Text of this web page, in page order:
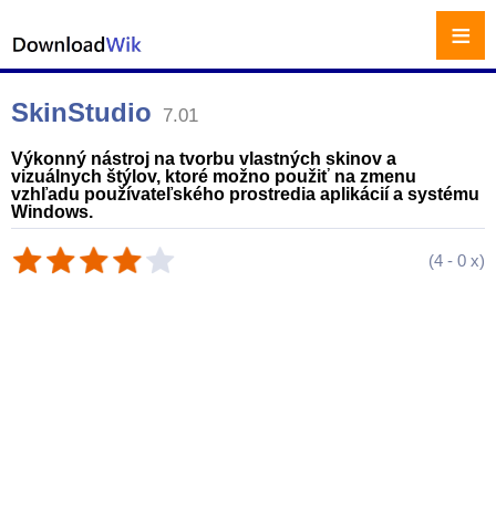
SkinStudio 7.01
Výkonný nástroj na tvorbu vlastných skinov a
vizuálnych štýlov, ktoré možno použiť na zmenu
vzhľadu používateľského prostredia aplikácií a systému
Windows.
(4 - 0 x)
≡